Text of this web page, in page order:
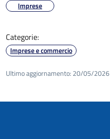
Imprese
Categorie:
Imprese e commercio
Ultimo aggiornamento: 20/05/2026